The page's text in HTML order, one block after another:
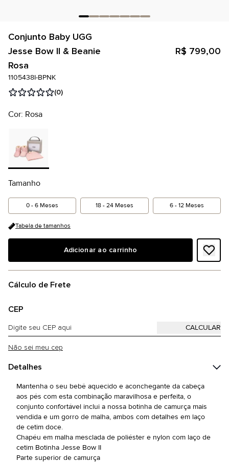
Conjunto Baby UGG
Jesse Bow II & Beanie
Rosa
R$ 799,00
1105438I-BPNK
(0)
Cor: Rosa
Tamanho
0 - 6 Meses 18 - 24 Meses 6 - 12 Meses
Tabela de tamanhos
Adicionar ao carrinho
Cálculo de Frete
CEP
Não sei meu cep
Detalhes
Mantenha o seu bebê aquecido e aconchegante da cabeça
aos pés com esta combinação maravilhosa e perfeita, o
conjunto confortável inclui a nossa botinha de camurça mais
vendida e um gorro de malha, ambos com detalhes em laço
de cetim doce.
Chapéu em malha mesclada de poliéster e nylon com laço de
cetim Botinha Jesse Bow II
Parte superior de camurça